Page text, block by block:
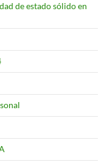
de estado sólido en